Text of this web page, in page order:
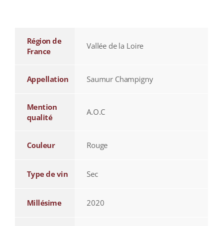
Région de
France
Vallée de la Loire
Appellation Saumur Champigny
Mention
qualité
A.O.C
Couleur Rouge
Type de vin Sec
Millésime 2020